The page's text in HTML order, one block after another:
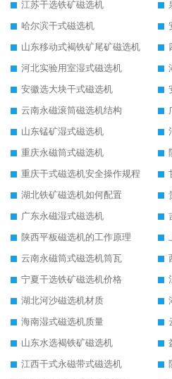
江苏干选铁矿磁选机
哈尔滨干式磁选机
山东移动式褐铁矿尾矿磁选机
河北实验用室湿式磁选机
安徽选大块干式磁选机
云南永磁滚筒磁选机结构
山东锰矿湿式磁选机
重庆永磁筒式磁选机
重庆干式磁选机安全操作规程
湖北铁矿磁选机如何配置
广东永磁湿式磁选机
陕西平板磁选机的工作原理
云南永磁筒式磁选机筒瓦
宁夏干选铁矿磁选机价格
湖北河沙磁选机材质
海南湿式磁选机质量
山东水选褐铁矿磁选机
江西干式永磁带式磁选机